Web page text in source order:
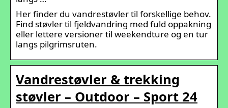
Her finder du vandrestøvler til forskellige behov.
Find støvler til fjeldvandring med fuld oppakning
eller lettere versioner til weekendture og en tur
langs pilgrimsruten.
Vandrestøvler & trekking
støvler – Outdoor – Sport 24